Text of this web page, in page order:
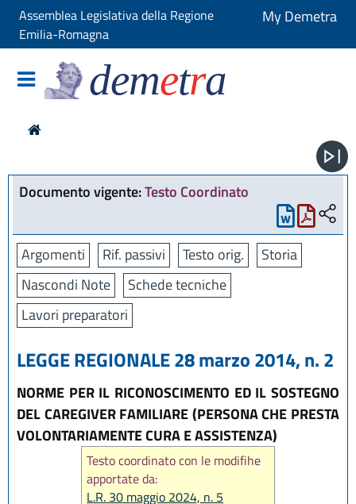
Assemblea Legislativa della Regione
Emilia-Romagna
My Demetra
demetra
Documento vigente:Testo Coordinato
Argomenti Rif. passivi Testo orig.
Storia
Nascondi Note
Schede tecniche
Lavori preparatori
LEGGE REGIONALE 28 marzo 2014, n. 2
NORME PER IL RICONOSCIMENTO ED IL SOSTEGNO
DEL CAREGIVER FAMILIARE (PERSONA CHE PRESTA
VOLONTARIAMENTE CURA E ASSISTENZA)
Testo coordinato con le modifihe
apportate da:
L.R. 30 maggio 2024, n. 5